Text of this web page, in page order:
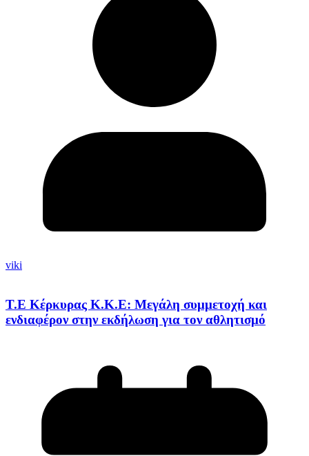
viki
Τ.Ε Κέρκυρας Κ.Κ.Ε: Μεγάλη συμμετοχή και
ενδιαφέρον στην εκδήλωση για τον αθλητισμό